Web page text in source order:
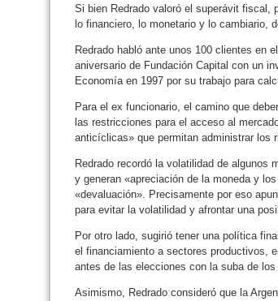
Si bien Redrado valoró el superávit fiscal,
lo financiero, lo monetario y lo cambiario,
Redrado habló ante unos 100 clientes en
aniversario de Fundación Capital con un
Economía en 1997 por su trabajo para
Para el ex funcionario, el camino que
las restricciones para el acceso al
anticíclicas» que permitan administrar los
Redrado recordó la volatilidad de algunos
y generan «apreciación de la moneda y
«devaluación». Precisamente por eso
para evitar la volatilidad y afrontar una
Por otro lado, sugirió tener una política
el financiamiento a sectores productivos,
antes de las elecciones con la suba de los
Asimismo, Redrado consideró que la